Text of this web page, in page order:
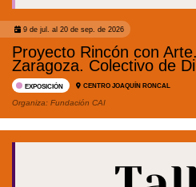
9 de jul. al 20 de sep. de 2026
Proyecto Rincón con
Zaragoza. Colectivo de
EXPOSICIÓN CENTRO JOAQUÍN RONCAL
Organiza: Fundación CAI